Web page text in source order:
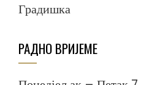
Градишка
РАДНО ВРИЈЕМЕ